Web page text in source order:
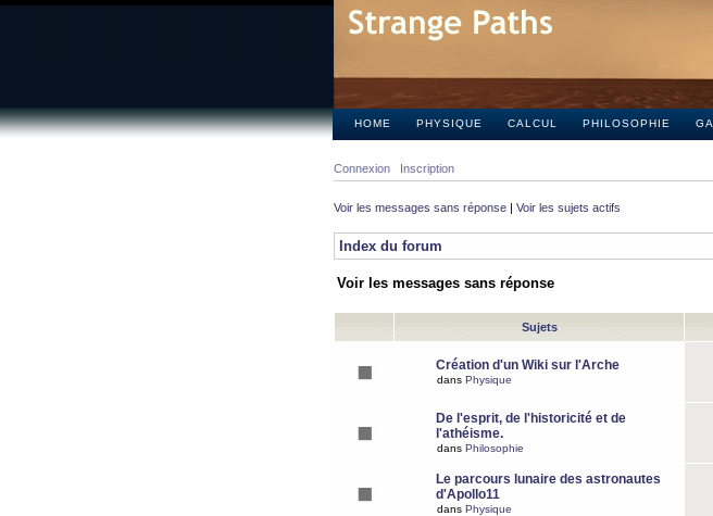
HOME PHYSIQUE CALCUL PHILOSOPHIE
Connexion Inscription
Voir les messages sans réponse | Voir les sujets actifs
Index du forum
Voir les messages sans réponse
Sujets
Création d'un Wiki sur l'Arche
dans Physique
De l'esprit, de l'historicité et de
l'athéisme.
dans Philosophie
Le parcours lunaire des astronautes
d'Apollo11
dans Physique